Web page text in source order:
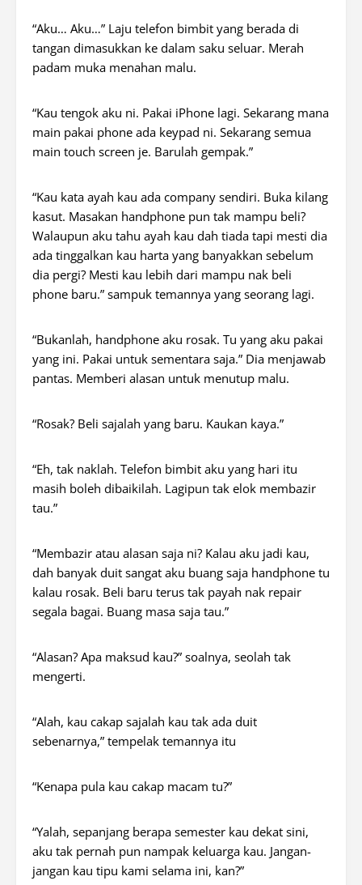
“Aku… Aku…” Laju telefon bimbit yang berada di
tangan dimasukkan ke dalam saku seluar. Merah
padam muka menahan malu.
“Kau tengok aku ni. Pakai iPhone lagi. Sekarang mana
main pakai phone ada keypad ni. Sekarang semua
main touch screen je. Barulah gempak.”
“Kau kata ayah kau ada company sendiri. Buka kilang
kasut. Masakan handphone pun tak mampu beli?
Walaupun aku tahu ayah kau dah tiada tapi mesti dia
ada tinggalkan kau harta yang banyakkan sebelum
dia pergi? Mesti kau lebih dari mampu nak beli
phone baru.” sampuk temannya yang seorang lagi.
“Bukanlah, handphone aku rosak. Tu yang aku pakai
yang ini. Pakai untuk sementara saja.” Dia menjawab
pantas. Memberi alasan untuk menutup malu.
“Rosak? Beli sajalah yang baru. Kaukan kaya.”
“Eh, tak naklah. Telefon bimbit aku yang hari itu
masih boleh dibaikilah. Lagipun tak elok membazir
tau.”
“Membazir atau alasan saja ni? Kalau aku jadi kau,
dah banyak duit sangat aku buang saja handphone tu
kalau rosak. Beli baru terus tak payah nak repair
segala bagai. Buang masa saja tau.”
“Alasan? Apa maksud kau?” soalnya, seolah tak
mengerti.
“Alah, kau cakap sajalah kau tak ada duit
sebenarnya,” tempelak temannya itu
“Kenapa pula kau cakap macam tu?”
“Yalah, sepanjang berapa semester kau dekat sini,
aku tak pernah pun nampak keluarga kau. Jangan-
jangan kau tipu kami selama ini, kan?”